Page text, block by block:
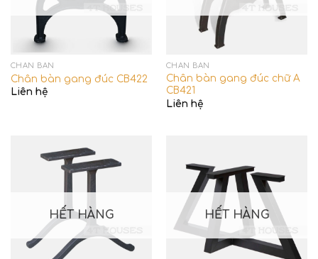
CHÂN BÀN
Chân bàn gang đúc CB422
Liên hệ
CHÂN BÀN
Chân bàn gang đúc chữ A
CB421
Liên hệ
HẾT HÀNG HẾT HÀNG